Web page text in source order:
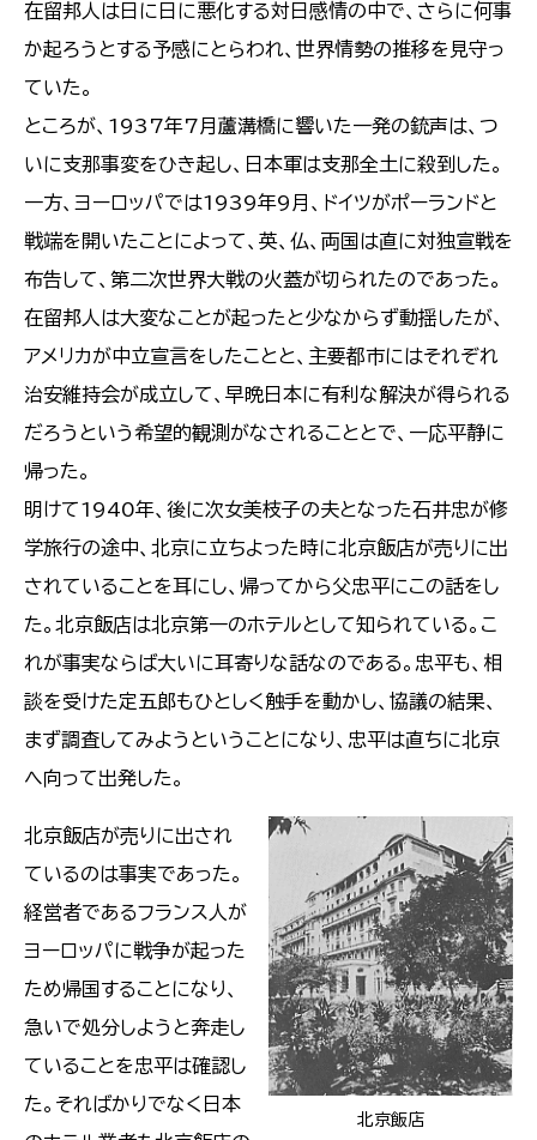
在留邦人は日に日に悪化する対日感情の中で、さらに何事
か起ろうとする予感にとらわれ、世界情勢の推移を見守っ
ていた。
ところが、1937年7月蘆溝橋に響いた一発の銃声は、つ
いに支那事変をひき起し、日本軍は支那全土に殺到した。
一方、ヨーロッパでは1939年9月、ドイツがポーランドと
戦端を開いたことによって、英、仏、両国は直に対独宣戦を
布告して、第二次世界大戦の火蓋が切られたのであった。
在留邦人は大変なことが起ったと少なからず動揺したが、
アメリカが中立宣言をしたことと、主要都市にはそれぞれ
治安維持会が成立して、早晩日本に有利な解決が得られる
だろうという希望的観測がなされることとで、一応平静に
帰った。
明けて1940年、後に次女美枝子の夫となった石井忠が修
学旅行の途中、北京に立ちよった時に北京飯店が売りに出
されていることを耳にし、帰ってから父忠平にこの話をし
た。北京飯店は北京第一のホテルとして知られている。こ
れが事実ならば大いに耳寄りな話なのである。忠平も、相
談を受けた定五郎もひとしく触手を動かし、協議の結果、
まず調査してみようということになり、忠平は直ちに北京
へ向って出発した。
北京飯店
北京飯店が売りに出され
ているのは事実であった。
経営者であるフランス人が
ヨーロッパに戦争が起った
ため帰国することになり、
急いで処分しようと奔走し
ていることを忠平は確認し
た。そればかりでなく日本